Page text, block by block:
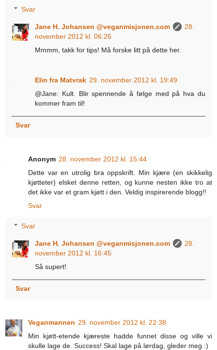
Svar
Jane H. Johansen @veganmisjonen.com
28.
november 2012 kl. 06:26
Mmmm, takk for tips! Må forske litt på dette her.
Elin fra Matvrak 29. november 2012 kl. 19:49
@Jane: Kult. Blir spennende å følge med på hva du
kommer fram til!
Svar
Anonym 28. november 2012 kl. 15:44
Dette var en utrolig bra oppskrift. Min kjære (en skikkelig
kjøtteter) elsket denne retten, og kunne nesten ikke tro at
det ikke var et gram kjøtt i den. Veldig inspirerende blogg!!
Svar
Svar
Jane H. Johansen @veganmisjonen.com
28.
november 2012 kl. 16:45
Så supert!
Svar
Veganmannen 29. november 2012 kl. 22:38
Min kjøtt-etende kjæreste hadde funnet disse og ville vi
skulle lage de. Success! Skal lage på lørdag, gleder meg :)